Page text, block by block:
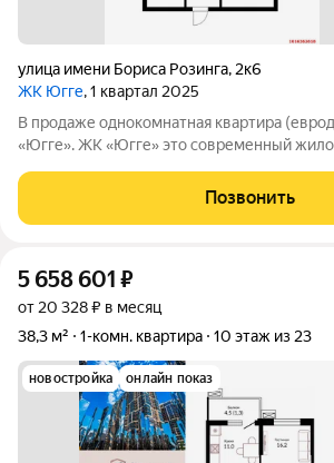
улица имени Бориса Розинга, 2к6
ЖК Югге, 1 квартал 2025
В продаже однокомнатная квартира
«Югге». ЖК «Югге» это современный жилой комплекс
скандинавскую архитектуру,
развитую инфраструктуру. Комплекс
Позвонить
5 658 601 ₽
от 20 328 ₽ в месяц
38,3 м²
1-комн. квартира 10 этаж из 23
новостройка онлайн показ